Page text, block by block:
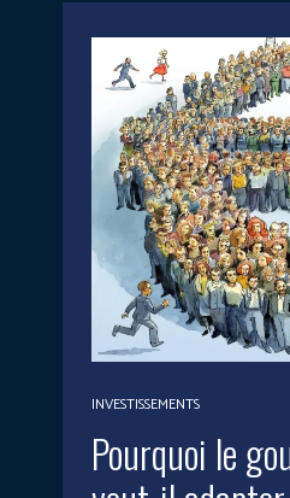
INVESTISSEMENTS
Pourquoi le